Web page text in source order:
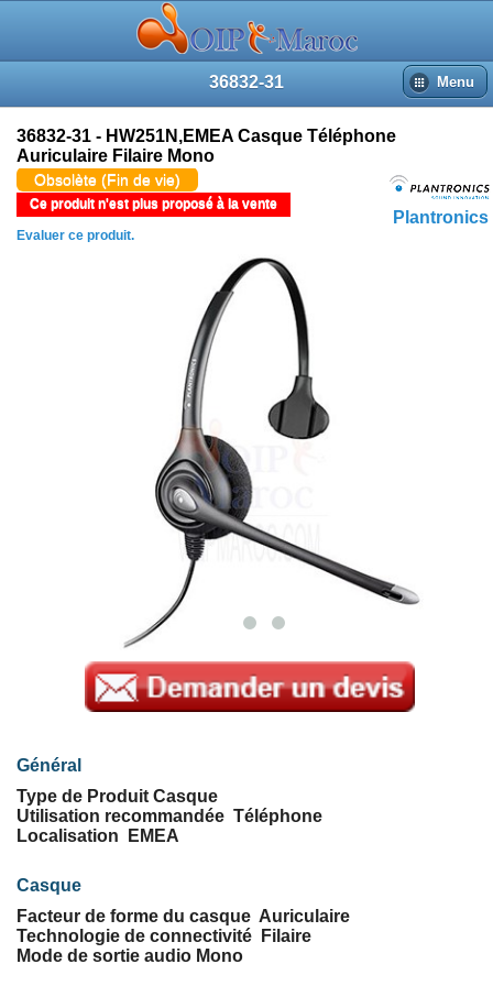
36832-31 Menu
Plantronics
36832-31 - HW251N,EMEA Casque Téléphone
Auriculaire Filaire Mono
Obsolète (Fin de vie)
Ce produit n'est plus proposé à la vente
Evaluer ce produit.
Général
Type de Produit Casque
Utilisation recommandée Téléphone
Localisation EMEA
Casque
Facteur de forme du casque Auriculaire
Technologie de connectivité Filaire
Mode de sortie audio Mono